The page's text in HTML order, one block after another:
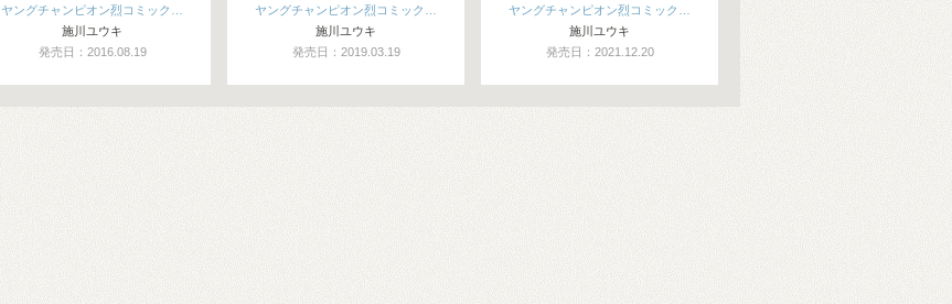
ヤングチャンピオン烈コミック…
施川ユウキ
発売日：2016.08.19
ヤングチャンピオン烈コミック…
施川ユウキ
発売日：2019.03.19
ヤングチャンピオン烈コミック…
施川ユウキ
発売日：2021.12.20